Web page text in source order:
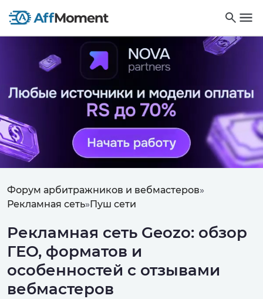
Форум арбитражников и вебмастеров»
Рекламная сеть»Пуш сети
Рекламная сеть Geozo: обзор
ГЕО, форматов и
особенностей с отзывами
вебмастеров